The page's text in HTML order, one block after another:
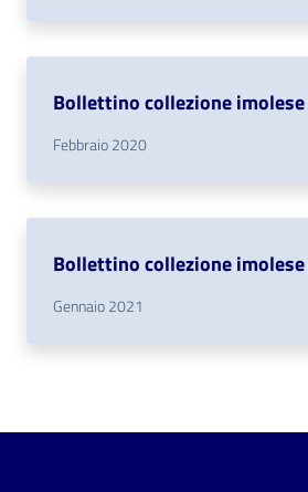
Bollettino collezione
Febbraio 2020
Bollettino collezione
Gennaio 2021